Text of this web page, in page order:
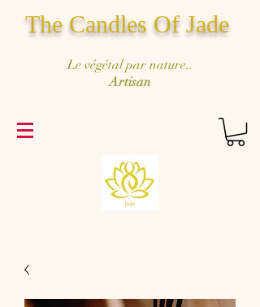
The Candles Of Jade
Le végétal par nature..
Artisan